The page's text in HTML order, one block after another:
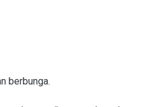
berbunga.